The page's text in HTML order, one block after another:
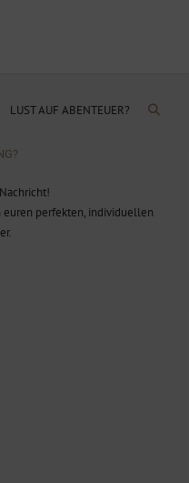
LUST AUF ABENTEUER?
perfekten, individuellen